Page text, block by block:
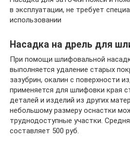
в эксплуатации, не требует
использовании
Насадка на дрель для
При помощи шлифовальной
выполняется удаление старых
зазубрин, окалин с поверхности
применяется для шлифовки края
деталей и изделий из других
небольшому размеру оснастки
труднодоступные участки.
составляет 500 руб.